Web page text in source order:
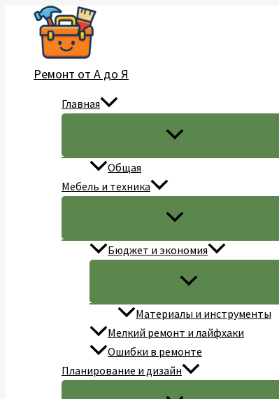
Перейти
содержимому
Ремонт от А до Я
Главная
Общая
Мебель и техника
Бюджет и экономия
Материалы и инструменты
Мелкий ремонт и лайфхаки
Ошибки в ремонте
Планирование и дизайн